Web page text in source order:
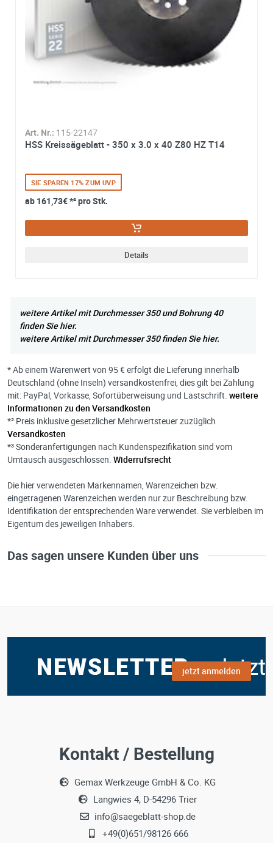
Ich stimme zu, dass meine Angaben aus dem
Kontaktformular zur Beantwortung meiner Anfrage
und verarbeitet werden. Die Daten werden nach
abgeschlossener Bearbeitung Ihrer Anfrage gelöscht. Sie
können Ihre Einwilligung jederzeit für die Zukunft per E-
Nutzerdaten finden Sie in unserer
Art. Nr.: 115-22147
HSS Kreissägeblatt - 350 x 3.0 x 40 Z80 HZ T14
SIE SPAREN 17% ZUM UVP
ab 161,73€*² pro Stk.
Details
weitere Artikel mit Durchmesser 350 und Bohrung 40
finden Sie hier.
weitere Artikel mit Durchmesser 350 finden Sie hier.
* Ab einem Warenwert von 95 € erfolgt die Lieferung innerhalb
Deutschland (ohne Inseln) versandkostenfrei, dies gilt bei Zahlung
mit: PayPal, Vorkasse, Sofortüberweisung und Lastschrift. weitere
Informationen zu den Versandkosten
*² Preis inklusive gesetzlicher Mehrwertsteuer zuzüglich
Versandkosten
*³ Sonderanfertigungen nach Kundenspezifikation sind vom
Umtausch ausgeschlossen. Widerrufsrecht
Die hier verwendeten Markennamen, Warenzeichen bzw.
eingetragenen Warenzeichen werden nur zur Beschreibung bzw.
Identifikation der entsprechenden Ware verwendet. Sie verbleiben im
Eigentum des jeweiligen Inhabers.
Das sagen unsere Kunden über uns
jetzt anmelden
Kontakt / Bestellung
Gemax Werkzeuge GmbH & Co. KG
Langwies 4, D-54296 Trier
info@saegeblatt-shop.de
+49(0)651/98126 666